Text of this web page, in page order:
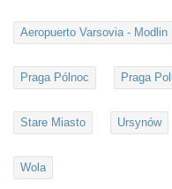
Aeropuerto Varsovia - Modlin
Praga Pólnoc Praga
Stare Miasto Ursynów
Wola